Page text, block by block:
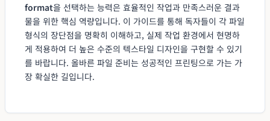
format을 선택하는 능력은 효율적인 작업과 만족스러운 결과
물을 위한 핵심 역량입니다. 이 가이드를 통해 독자들이 각 파일
형식의 장단점을 명확히 이해하고, 실제 작업 환경에서 현명하
게 적용하여 더 높은 수준의 텍스타일 디자인을 구현할 수 있기
를 바랍니다. 올바른 파일 준비는 성공적인 프린팅으로 가는 가
장 확실한 길입니다.